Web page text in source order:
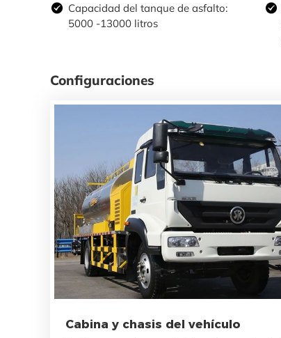
Capacidad del tanque de asfalto:
5000 -13000 litros
Configuraciones
Cabina y chasis del vehículo